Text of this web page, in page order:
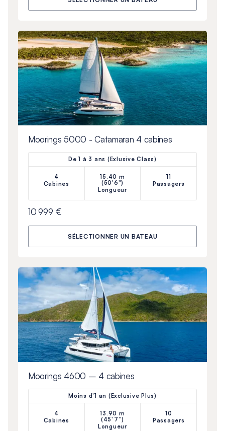
Moorings 5000 - Catamaran 4 cabines
De 1 à 3 ans (Exlusive Class)
4
Cabines
15.40 m
(50'6")
Longueur
11
Passagers
10 999 €
SÉLECTIONNER UN BATEAU
Moorings 4600 – 4 cabines
Moins d'1 an (Exclusive Plus)
4
Cabines
13.90 m
(45'7")
Longueur
10
Passagers